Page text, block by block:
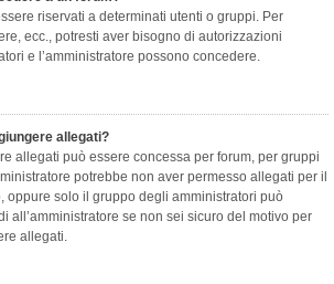
riservati a determinati utenti o gruppi. Per
ecc., potresti aver bisogno di autorizzazioni
e l’amministratore possono concedere.
allegati?
allegati può essere concessa per forum, per gruppi
potrebbe non aver permesso allegati per il
oppure solo il gruppo degli amministratori può
all’amministratore se non sei sicuro del motivo per
allegati.